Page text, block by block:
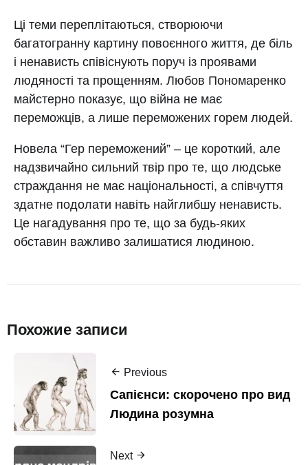
Ці теми переплітаються, створюючи
багатогранну картину повоєнного життя, де біль
і ненависть співіснують поруч із проявами
людяності та прощенням. Любов Пономаренко
майстерно показує, що війна не має
переможців, а лише переможених горем людей.
Новела “Гер переможений” – це короткий, але
надзвичайно сильний твір про те, що людське
страждання не має національності, а співчуття
здатне подолати навіть найглибшу ненависть.
Це нагадування про те, що за будь-яких
обставин важливо залишатися людиною.
Похожие записи
Previous
Сапієнси: скорочено про вид
Людина розумна
Next